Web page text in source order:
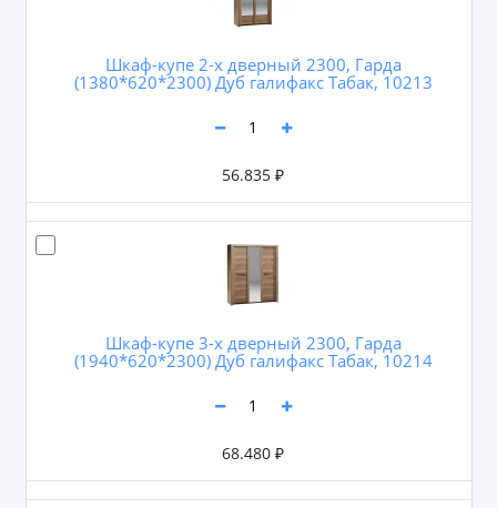
Шкаф-купе 2-х дверный 2300, Гарда
(1380*620*2300) Дуб галифакс Табак, 10213
56.835 ₽
Шкаф-купе 3-х дверный 2300, Гарда
(1940*620*2300) Дуб галифакс Табак, 10214
68.480 ₽